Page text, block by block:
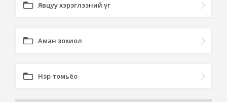
Явцуу хэрэглээний үг
Аман зохиол
Нэр томьёо